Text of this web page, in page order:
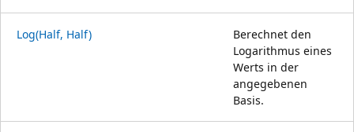
Log(Half, Half)
Berechnet den
Logarithmus eines
Werts in der
angegebenen
Basis.